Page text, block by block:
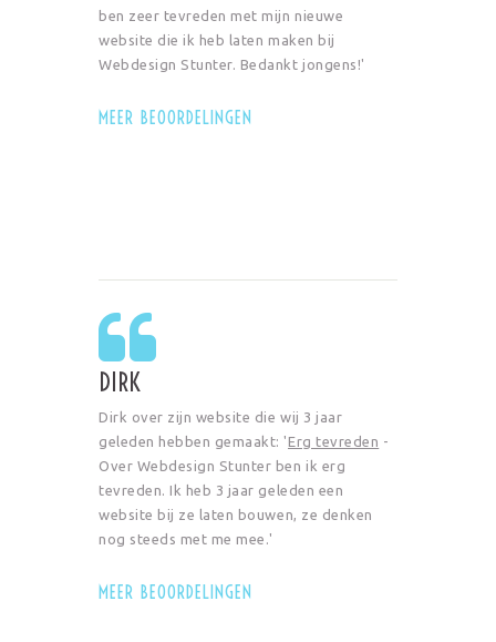
ben zeer tevreden met mijn nieuwe
website die ik heb laten maken bij
Webdesign Stunter. Bedankt jongens!'
MEER BEOORDELINGEN
DIRK
Dirk over zijn website die wij 3 jaar
geleden hebben gemaakt: 'Erg tevreden -
Over Webdesign Stunter ben ik erg
tevreden. Ik heb 3 jaar geleden een
website bij ze laten bouwen, ze denken
nog steeds met me mee.'
MEER BEOORDELINGEN